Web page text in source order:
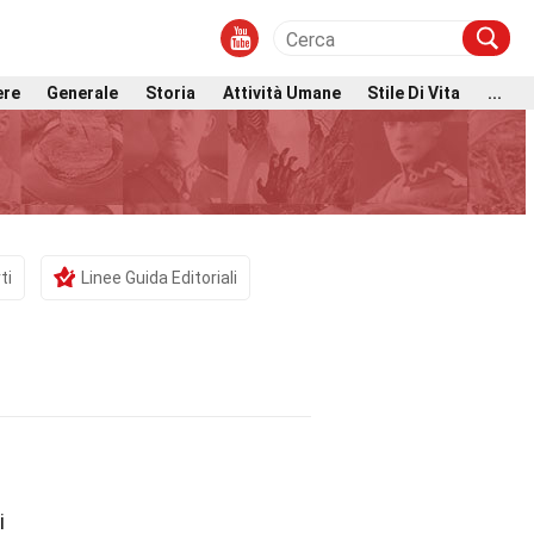
Generale Storia Attività Umane Stile Di Vita ...
Linee Guida Editoriali